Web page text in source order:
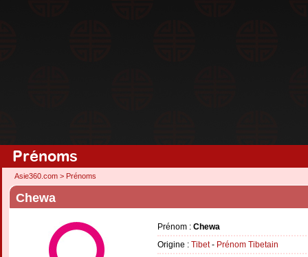
Prénoms
Asie360.com > Prénoms
Chewa
Prénom : Chewa
Origine : Tibet- Prénom Tibetain